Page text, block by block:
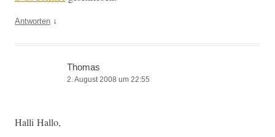
Antworten ↓
Thomas
2. August 2008 um 22:55
Hal­li Hallo,